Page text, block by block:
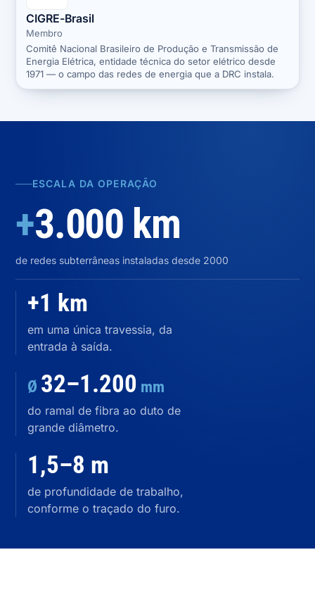
CIGRE-Brasil
Membro
Comitê Nacional Brasileiro de Produção e Transmissão de
Energia Elétrica, entidade técnica do setor elétrico desde
1971 — o campo das redes de energia que a DRC instala.
ESCALA DA OPERAÇÃO
+3.000 km
de redes subterrâneas instaladas desde 2000
+1 km
em uma única travessia, da
entrada à saída.
Ø 32–1.200 mm
do ramal de fibra ao duto de
grande diâmetro.
1,5–8 m
de profundidade de trabalho,
conforme o traçado do furo.